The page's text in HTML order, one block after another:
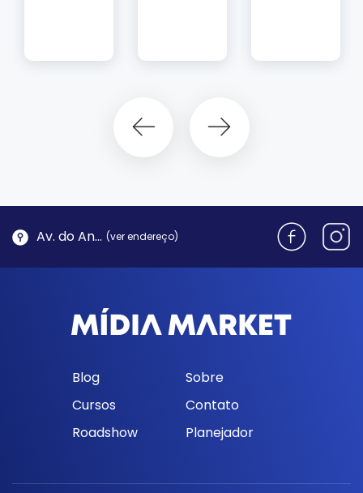
Av. do Antão, 1762 - Morro da Cruz | Florianópolis (ver endereço)
Blog
Sobre
Cursos
Contato
Roadshow
Planejador